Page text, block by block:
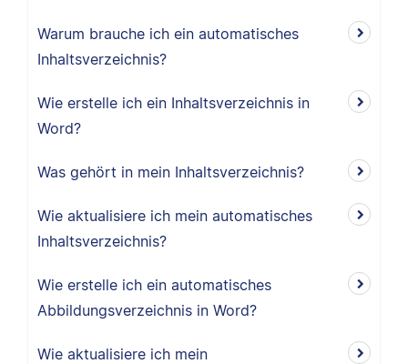
Warum brauche ich ein automatisches
Inhaltsverzeichnis?
Wie erstelle ich ein Inhaltsverzeichnis in
Word?
Was gehört in mein Inhaltsverzeichnis?
Wie aktualisiere ich mein automatisches
Inhaltsverzeichnis?
Wie erstelle ich ein automatisches
Abbildungsverzeichnis in Word?
Wie aktualisiere ich mein